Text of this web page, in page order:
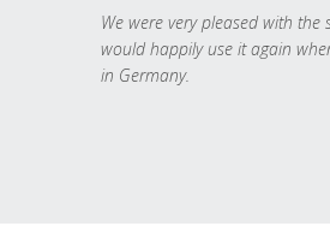
We were very pleased with the
would happily use it again
in Germany.